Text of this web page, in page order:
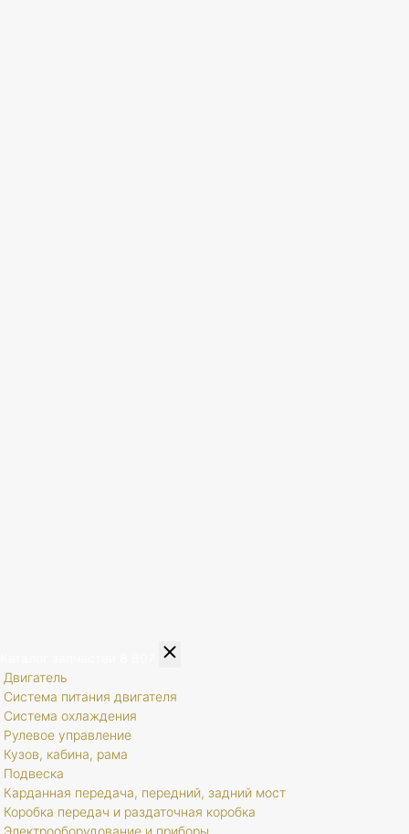
Двигатель
Система питания двигателя
Система охлаждения
Рулевое управление
Кузов, кабина, рама
Подвеска
Карданная передача, передний, задний мост
Коробка передач и раздаточная коробка
Электрооборудование и приборы